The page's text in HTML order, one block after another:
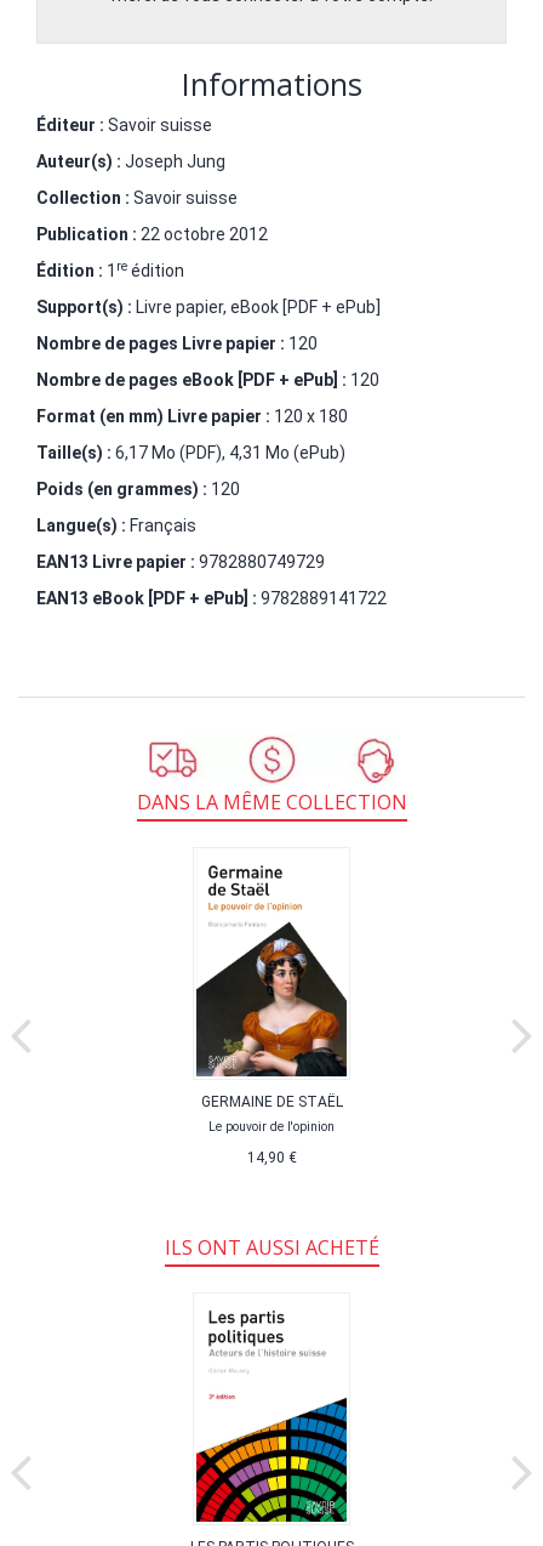
Informations
Éditeur : Savoir suisse
Auteur(s) : Joseph Jung
Collection : Savoir suisse
Publication : 22 octobre 2012
Édition : 1 re édition
Support(s) : Livre papier, eBook [PDF + ePub]
Nombre de pages Livre papier : 120
Nombre de pages eBook [PDF + ePub] : 120
Format (en mm) Livre papier : 120 x 180
Taille(s) : 6,17 Mo (PDF), 4,31 Mo (ePub)
Poids (en grammes) : 120
Langue(s) : Français
EAN13 Livre papier : 9782880749729
EAN13 eBook [PDF + ePub] : 9782889141722
DANS LA MÊME COLLECTION
GERMAINE DE STAËL
Le pouvoir de l'opinion
14,90 €
ILS ONT AUSSI ACHETÉ